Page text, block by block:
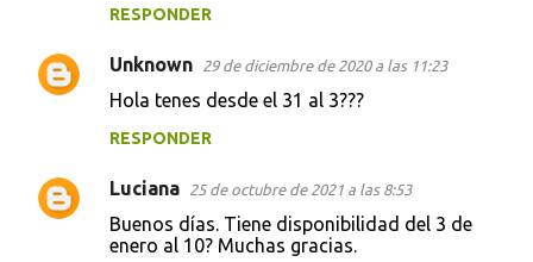
RESPONDER
Unknown 29 de diciembre de 2020 a las 11:23
Hola tenes desde el 31 al 3???
RESPONDER
Luciana 25 de octubre de 2021 a las 8:53
Buenos días. Tiene disponibilidad del 3 de
enero al 10? Muchas gracias.